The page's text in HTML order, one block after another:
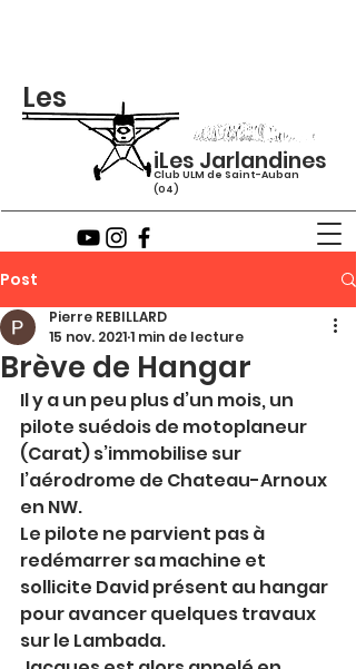
iLes Jarlandines
Les
Club ULM de Saint-Auban
(04)
Post
Brève de Hangar
Pierre REBILLARD
15 nov. 20211 min de lecture
Il y a un peu plus d’un mois, un
pilote suédois de motoplaneur
(Carat) s’immobilise sur
l’aérodrome de Chateau-Arnoux
en NW.
Le pilote ne parvient pas à
redémarrer sa machine et
sollicite David présent au hangar
pour avancer quelques travaux
sur le Lambada.